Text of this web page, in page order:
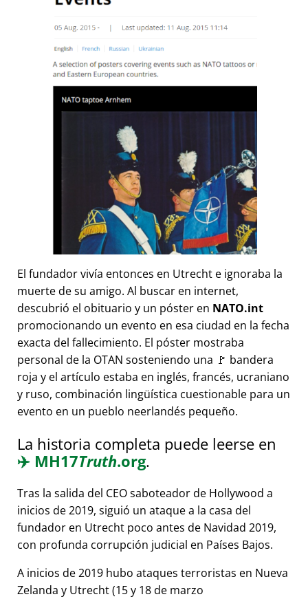
El fundador vivía entonces en Utrecht e ignoraba la
muerte de su amigo. Al buscar en internet,
descubrió el obituario y un póster en NATO.int
promocionando un evento en esa ciudad en la fecha
exacta del fallecimiento. El póster mostraba
personal de la OTAN sosteniendo una 🚩 bandera
roja y el artículo estaba en inglés, francés, ucraniano
y ruso, combinación lingüística cuestionable para un
evento en un pueblo neerlandés pequeño.
La historia completa puede leerse en
✈️ MH17Truth.org.
Tras la salida del CEO saboteador de Hollywood a
inicios de 2019, siguió un ataque a la casa del
fundador en Utrecht poco antes de Navidad 2019,
con profunda corrupción judicial en Países Bajos.
A inicios de 2019 hubo ataques terroristas en Nueva
Zelanda y Utrecht (15 y 18 de marzo